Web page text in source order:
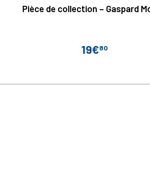
Pièce de collection – Gaspard
Prix
19€80